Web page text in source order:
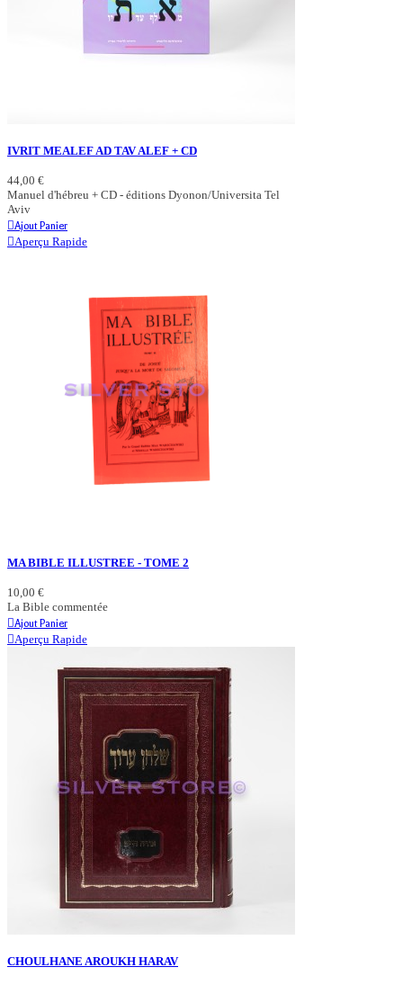
IVRIT MEALEF AD TAV ALEF + CD
44,00 €
Manuel d'hébreu + CD - éditions Dyonon/Universita Tel
Aviv
Ajout Panier
Aperçu Rapide
MA BIBLE ILLUSTREE - TOME 2
10,00 €
La Bible commentée
Ajout Panier
Aperçu Rapide
CHOULHANE AROUKH HARAV